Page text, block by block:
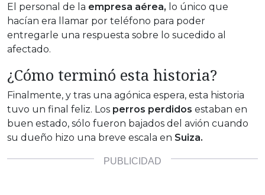
El personal de la empresa aérea, lo único que
hacían era llamar por teléfono para poder
entregarle una respuesta sobre lo sucedido al
afectado.
¿Cómo terminó esta historia?
Finalmente, y tras una agónica espera, esta historia
tuvo un final feliz. Los perros perdidos estaban en
buen estado, sólo fueron bajados del avión cuando
su dueño hizo una breve escala en Suiza.